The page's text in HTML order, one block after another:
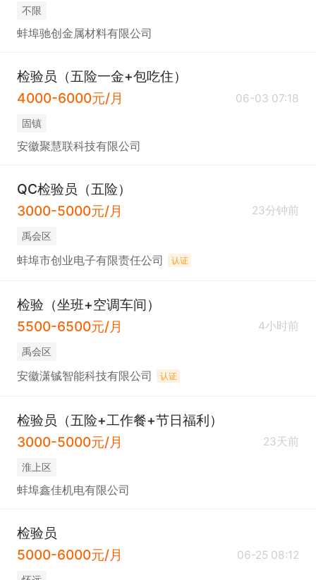
不限
蚌埠驰创金属材料有限公司
检验员（五险一金+包吃住）
4000-6000元/月
06-03 07:18
固镇
安徽聚慧联科技有限公司
QC检验员（五险）
3000-5000元/月
23分钟前
禹会区
蚌埠市创业电子有限责任公司 认证
检验（坐班+空调车间）
5500-6500元/月
4小时前
禹会区
安徽潇铖智能科技有限公司 认证
检验员（五险+工作餐+节日福利）
3000-5000元/月
23天前
淮上区
蚌埠鑫佳机电有限公司
检验员
5000-6000元/月
06-25 08:12